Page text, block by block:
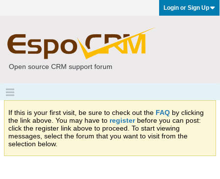
Login or Sign Up
Open source CRM support forum
If this is your first visit, be sure to check out the FAQ by clicking
the link above. You may have to registerbefore you can post:
click the register link above to proceed. To start viewing
messages, select the forum that you want to visit from the
selection below.